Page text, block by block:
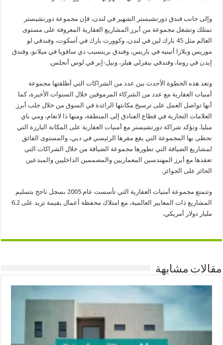
وإلى جانب فندق دورتشيستر الشهير في لندن، فإن مجموعة دورتشيستر
تمتلك وتشغل مجموعة من أبرز المشاريع العقارية المعروفة على مستوى
العالم مثل 45 بارك لين في لندن، وكوورث بارك في آسكوت، وفندقي لو
موريس وبلازا أتينيه في باريس، وفندق برينسيب دي سافويا في ميلانو، وفندق
إيدن في روما، وفندقي بيفرلي هيلز، وبيل-إير في لوس أنجلس.
وتعد هذه الخطوة الأحدث بين عدد من الشراكات التي أطلقتها مجموعة
أمنيات العقارية مع عدد من الشركاء المرموقين خلال السنوات الأخيرة، كما
أنها تواصل العمل على ترسيخ مكانتها الرائدة في السوق من خلال جلب أبرز
العلامات التجارية في قطاع الفنادق إلى المنطقة، ومنها ذا لانغام، ومي باي
ميليا. وتؤكد شراكة دورتشيستر مع أمنيات العقارية على المكانة البارزة التي
تحظى بها المجموعة التي يقع مقرها الرئيسي في دبي، والمستوى الفائق
لمشاريع الضيافة التي تطورها مجموعة الضيافة من خلال الشراكات التي
تعقدها مع أبرز المهندسين المعماريين والمصممين الداخليين والمبدعين
الحائز على الجوائز.
وتتمتع مجموعة أمنيات العقارية التي تأسست عام 2005 بسجل ناجح بتسليم
المشاريع ذات المعايير العالمية، مع امتلاك محفظة أعمال بقيمة تزيد على 6.2
مليار دولار أمريكي.
مقالات مشابهة